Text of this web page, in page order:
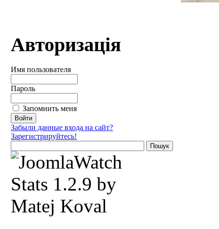
Авторизація
Имя пользователя
Пароль
Запомнить меня
Забыли данные входа на сайт?
Зарегистрируйтесь!